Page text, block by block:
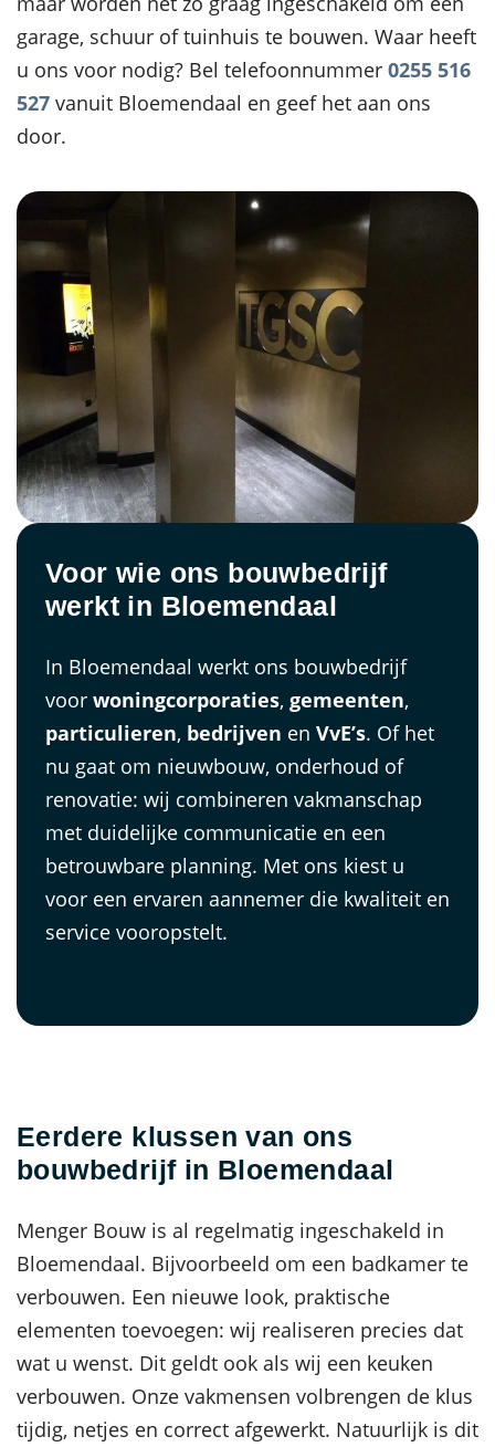
garage, schuur of tuinhuis te bouwen. Waar heeft
u ons voor nodig? Bel telefoonnummer 0255 516
527 vanuit Bloemendaal en geef het aan ons
door.
Voor wie ons bouwbedrijf
werkt in Bloemendaal
In Bloemendaal werkt ons bouwbedrijf
voor woningcorporaties, gemeenten,
particulieren, bedrijven en VvE’s. Of het
nu gaat om nieuwbouw, onderhoud of
renovatie: wij combineren vakmanschap
met duidelijke communicatie en een
betrouwbare planning. Met ons kiest u
voor een ervaren aannemer die kwaliteit en
service vooropstelt.
Eerdere klussen van ons
bouwbedrijf in Bloemendaal
Menger Bouw is al regelmatig ingeschakeld in
Bloemendaal. Bijvoorbeeld om een badkamer te
verbouwen. Een nieuwe look, praktische
elementen toevoegen: wij realiseren precies dat
wat u wenst. Dit geldt ook als wij een keuken
verbouwen. Onze vakmensen volbrengen de klus
tijdig, netjes en correct afgewerkt. Natuurlijk is dit